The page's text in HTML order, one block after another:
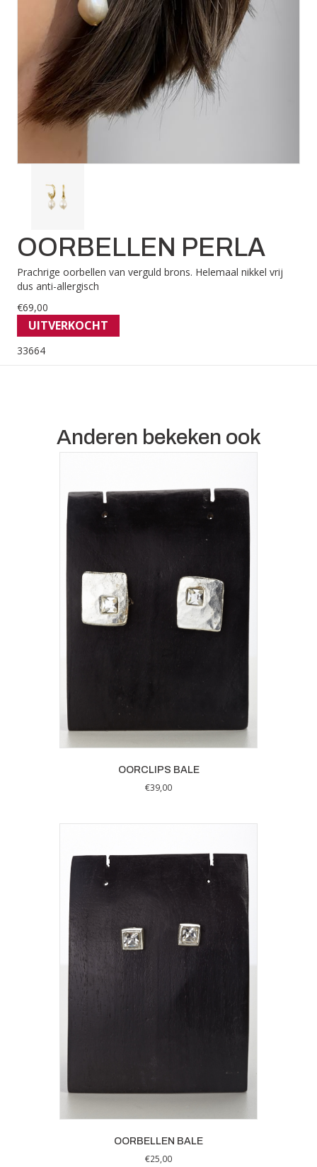
OORBELLEN PERLA
Prachrige oorbellen van verguld brons. Helemaal nikkel vrij
dus anti-allergisch
€69,00
UITVERKOCHT
33664
Anderen bekeken ook
OORCLIPS BALE
€39,00
OORBELLEN BALE
€25,00